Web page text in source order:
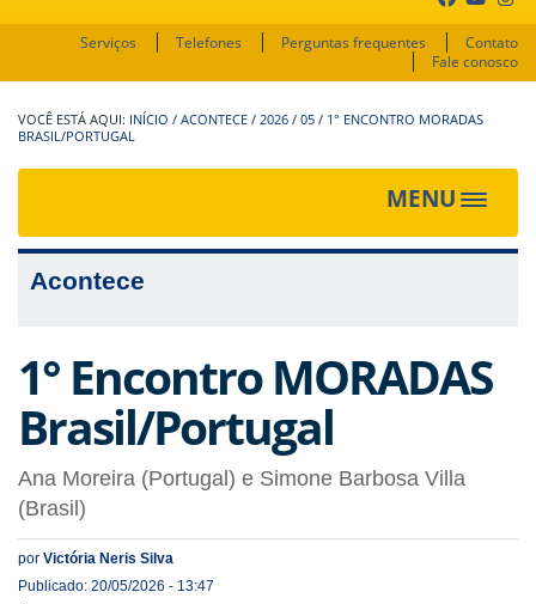
Serviços Telefones Perguntas frequentes
Contato
Fale conosco
INÍCIO / ACONTECE / 2026 / 05 / 1° ENCONTRO MORADAS
BRASIL/PORTUGAL
MENU
Toggle
Acontece
1° Encontro MORADAS
Brasil/Portugal
Ana Moreira (Portugal) e Simone Barbosa Villa
(Brasil)
por Victória Neris Silva
Publicado: 20/05/2026 - 13:47